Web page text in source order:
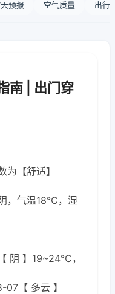
预报 空气质量 出行
南 | 出门穿
为【舒适】
，气温18℃，湿
阴 】19~24℃，
【 多云 】